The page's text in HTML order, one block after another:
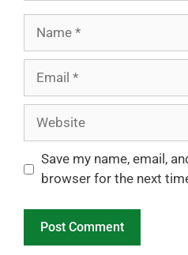
Website
Save my name, email,
browser for the next